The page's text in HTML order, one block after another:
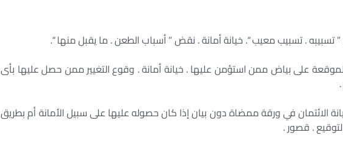
” تسبيبه . تسبيب معيب “. خيانة أمانة . نقض ” أسباب الطعن . ما يقبل منها “.
على بياض ممن استؤمن عليها . خيانة أمانة . وقوع التغيير ممن حصل عليها بأى
الائتمان في ورقة ممضاة دون بيان إذا كان حصوله عليها على سبيل الأمانة أم بطريق
. قصور .